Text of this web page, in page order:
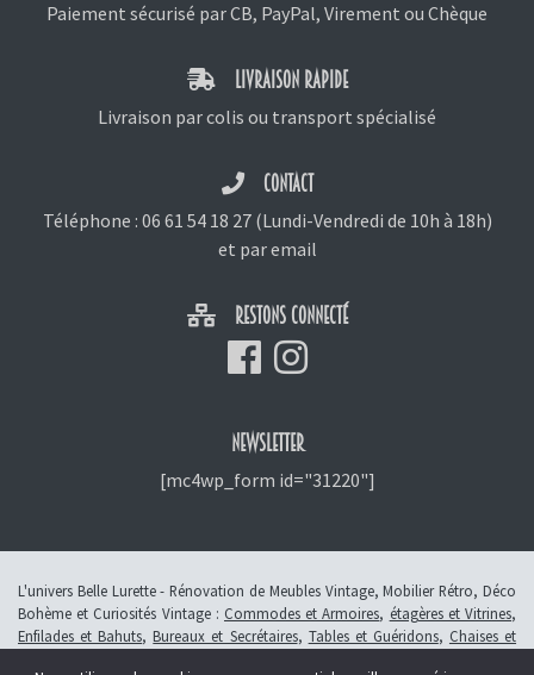
Paiement sécurisé par CB, PayPal, Virement ou Chèque
LIVRAISON RAPIDE
Livraison par colis ou transport spécialisé
CONTACT
Téléphone : 06 61 54 18 27(Lundi-Vendredi de 10h à 18h)
et par email
RESTONS CONNECTÉ
NEWSLETTER
[mc4wp_form id="31220"]
L'univers Belle Lurette - Rénovation de Meubles Vintage, Mobilier Rétro, Déco
Bohème et Curiosités Vintage : Commodes et Armoires, étagères et Vitrines,
Enfilades et Bahuts,Bureaux et Secrétaires, Tables et Guéridons, Chaises et